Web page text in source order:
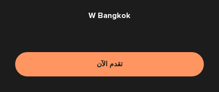
W Bangkok
تقدم الآن